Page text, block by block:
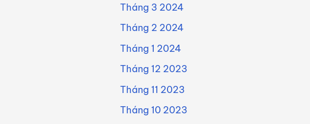
Tháng 3 2024
Tháng 2 2024
Tháng 1 2024
Tháng 12 2023
Tháng 11 2023
Tháng 10 2023